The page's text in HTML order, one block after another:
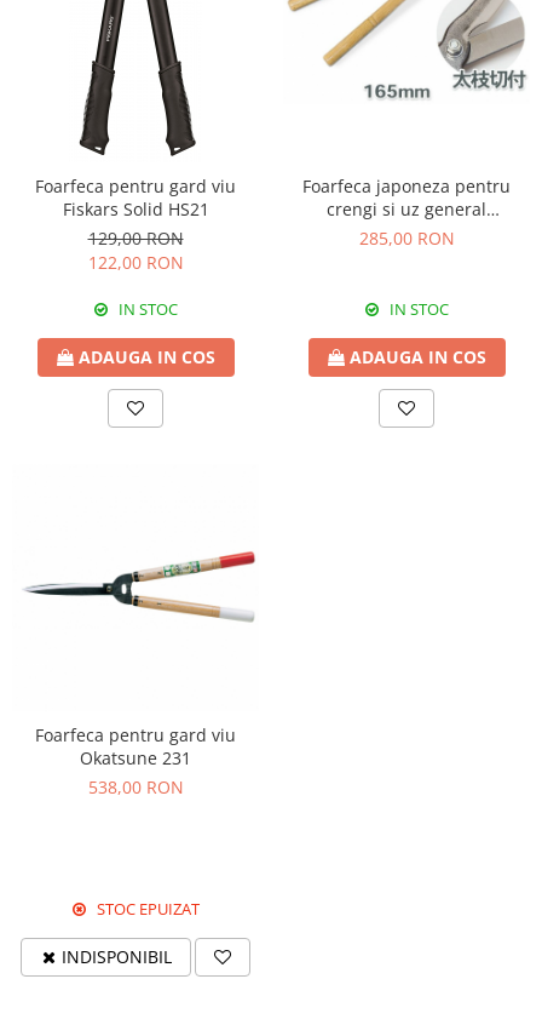
Foarfeca pentru gard viu
Fiskars Solid HS21
129,00 RON
122,00 RON
IN STOC
ADAUGA IN COS
Foarfeca japoneza pentru
crengi si uz general
AZUMASYUSAKU cu lame de
285,00 RON
IN STOC
ADAUGA IN COS
Foarfeca pentru gard viu
Okatsune 231
538,00 RON
STOC EPUIZAT
INDISPONIBIL